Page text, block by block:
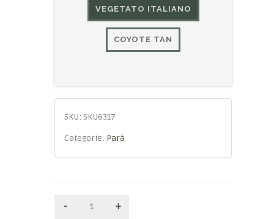
VEGETATO ITALIANO
COYOTE TAN
SKU: SKU6317
Categorie: Parà